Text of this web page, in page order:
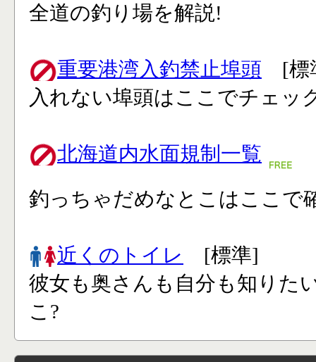
全道の釣り場を解説!
重要港湾入釣禁止埠頭 [標
入れない埠頭はここでチェッ
北海道内水面規制一覧
釣っちゃだめなとこはここで
近くのトイレ
[標準]
彼女も奥さんも自分も知りた
こ?